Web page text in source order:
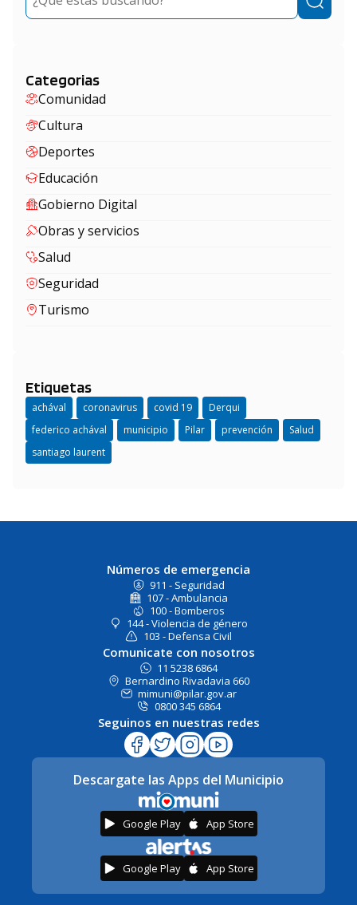
Categorias
Comunidad
Cultura
Deportes
Educación
Gobierno Digital
Obras y servicios
Salud
Seguridad
Turismo
Etiquetas
achával coronavirus covid 19
Derqui
federico achával
municipio Pilar prevención
Salud
santiago laurent
Números de emergencia
911 - Seguridad
107 - Ambulancia
100 - Bomberos
144 - Violencia de género
103 - Defensa Civil
Comunicate con nosotros
11 5238 6864
Bernardino Rivadavia 660
mimuni@pilar.gov.ar
0800 345 6864
Seguinos en nuestras redes
Descargate las Apps del Municipio
Google Play App Store
Google Play App Store